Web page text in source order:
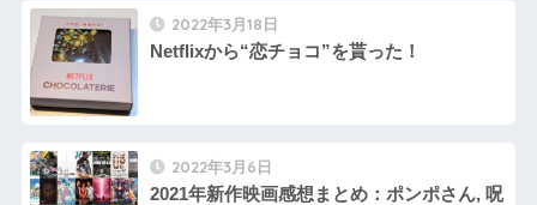
2022年3月18日
Netflixから“恋チョコ”を貰った！
2022年3月6日
2021年新作映画感想まとめ：ポンポさん, 呪